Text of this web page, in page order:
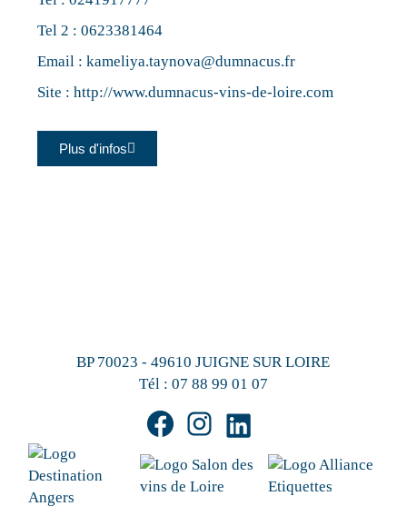
Tel 2 :0623381464
Email :kameliya.taynova@dumnacus.fr
Site :http://www.dumnacus-vins-de-loire.com
Plus d'infos
BP 70023 - 49610 JUIGNE SUR LOIRE
Tél : 07 88 99 01 07